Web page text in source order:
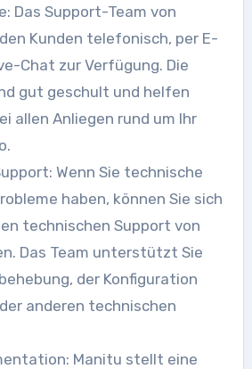
Das Support-Team von
Kunden telefonisch, per E-
Chat zur Verfügung. Die
gut geschult und helfen
allen Anliegen rund um Ihr
Wenn Sie technische
haben, können Sie sich
technischen Support von
Das Team unterstützt Sie
der Konfiguration
anderen technischen
Manitu stellt eine